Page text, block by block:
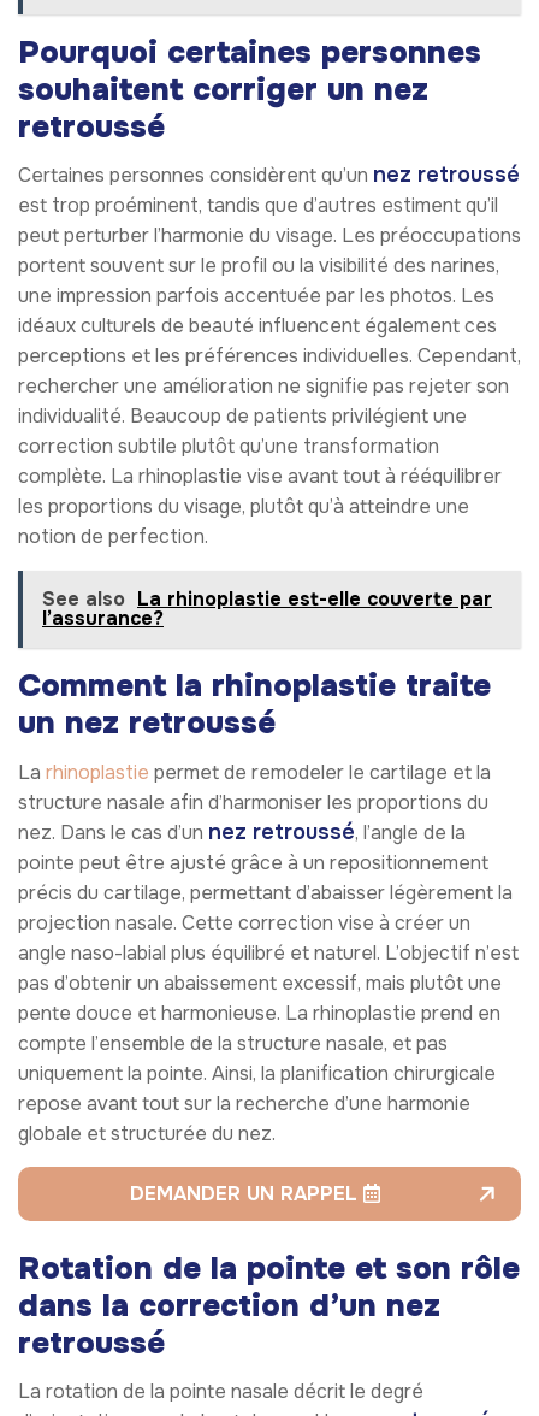
Pourquoi certaines personnes
souhaitent corriger un nez
retroussé
Certaines personnes considèrent qu’un nez retroussé
est trop proéminent, tandis que d’autres estiment qu’il
peut perturber l’harmonie du visage. Les préoccupations
portent souvent sur le profil ou la visibilité des narines,
une impression parfois accentuée par les photos. Les
idéaux culturels de beauté influencent également ces
perceptions et les préférences individuelles. Cependant,
rechercher une amélioration ne signifie pas rejeter son
individualité. Beaucoup de patients privilégient une
correction subtile plutôt qu’une transformation
complète. La rhinoplastie vise avant tout à rééquilibrer
les proportions du visage, plutôt qu’à atteindre une
notion de perfection.
See also La rhinoplastie est-elle couverte par
l’assurance?
Comment la rhinoplastie traite
un nez retroussé
La rhinoplastie permet de remodeler le cartilage et la
structure nasale afin d’harmoniser les proportions du
nez. Dans le cas d’un nez retroussé, l’angle de la
pointe peut être ajusté grâce à un repositionnement
précis du cartilage, permettant d’abaisser légèrement la
projection nasale. Cette correction vise à créer un
angle naso-labial plus équilibré et naturel. L’objectif n’est
pas d’obtenir un abaissement excessif, mais plutôt une
pente douce et harmonieuse. La rhinoplastie prend en
compte l’ensemble de la structure nasale, et pas
uniquement la pointe. Ainsi, la planification chirurgicale
repose avant tout sur la recherche d’une harmonie
globale et structurée du nez.
DEMANDER UN RAPPEL
Rotation de la pointe et son rôle
dans la correction d’un nez
retroussé
La rotation de la pointe nasale décrit le degré